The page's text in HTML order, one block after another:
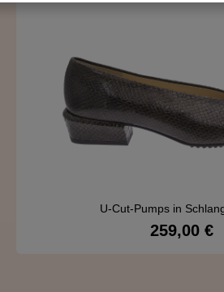
U-Cut-Pumps in
Regulärer
259,00 €